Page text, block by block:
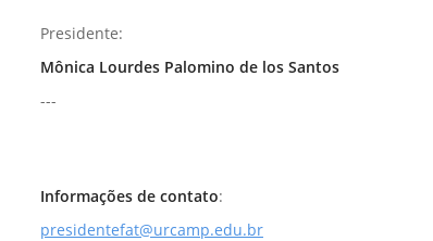
Presidente:
Mônica Lourdes Palomino de los Santos
---
Informações de contato:
presidentefat@urcamp.edu.br